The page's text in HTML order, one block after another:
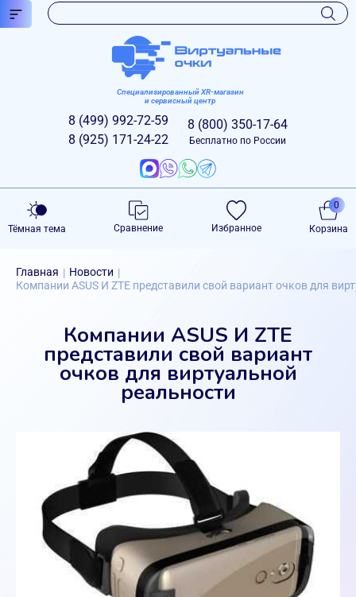
Специализированный XR-магазин
и сервисный центр
8 (499) 992-72-59
8 (925) 171-24-22
8 (800) 350-17-64
Бесплатно по России
Тёмная тема Сравнение Избранное Корзина
0
Главная | Новости |
Компании ASUS И ZTE представили свой вариант очков для
Компании ASUS И ZTE
представили свой вариант
очков для виртуальной
реальности